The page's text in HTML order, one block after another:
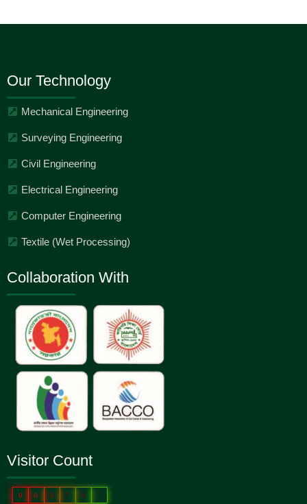
Our Technology
Mechanical Engineering
Surveying Engineering
Civil Engineering
Electrical Engineering
Computer Engineering
Textile (Wet Processing)
Collaboration With
Visitor Count
0 0 3 7 6 7